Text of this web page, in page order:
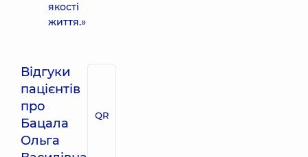
якості
життя.»
Відгуки
пацієнтів
про
Бацала
Ольга
QR